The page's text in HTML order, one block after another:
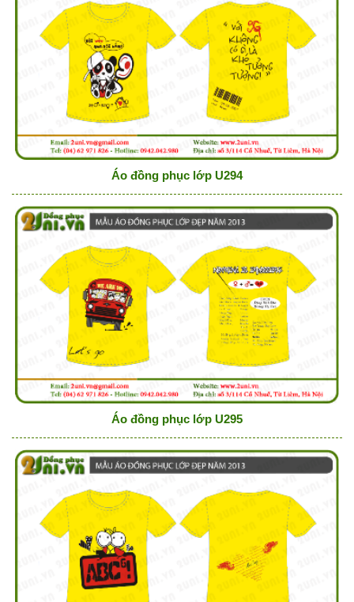
Áo đồng phục lớp U294
Áo đồng phục lớp U295